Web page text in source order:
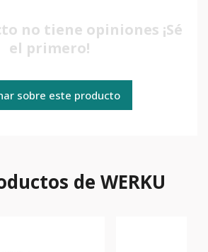
no tiene opiniones ¡Sé
el primero!
sobre este producto
de WERKU